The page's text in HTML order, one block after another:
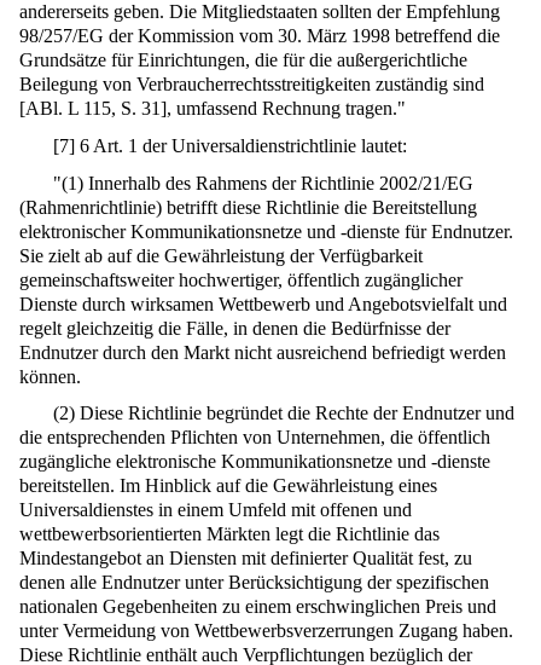
andererseits geben. Die Mitgliedstaaten sollten der Empfehlung
98/257/EG der Kommission vom 30. März 1998 betreffend die
Grundsätze für Einrichtungen, die für die außergerichtliche
Beilegung von Verbraucherrechtsstreitigkeiten zuständig sind
[ABl. L 115, S. 31], umfassend Rechnung tragen."
[7] 6 Art. 1 der Universaldienstrichtlinie lautet:
"(1) Innerhalb des Rahmens der Richtlinie 2002/21/EG
(Rahmenrichtlinie) betrifft diese Richtlinie die Bereitstellung
elektronischer Kommunikationsnetze und -dienste für Endnutzer.
Sie zielt ab auf die Gewährleistung der Verfügbarkeit
gemeinschaftsweiter hochwertiger, öffentlich zugänglicher
Dienste durch wirksamen Wettbewerb und Angebotsvielfalt und
regelt gleichzeitig die Fälle, in denen die Bedürfnisse der
Endnutzer durch den Markt nicht ausreichend befriedigt werden
können.
(2) Diese Richtlinie begründet die Rechte der Endnutzer und
die entsprechenden Pflichten von Unternehmen, die öffentlich
zugängliche elektronische Kommunikationsnetze und -dienste
bereitstellen. Im Hinblick auf die Gewährleistung eines
Universaldienstes in einem Umfeld mit offenen und
wettbewerbsorientierten Märkten legt die Richtlinie das
Mindestangebot an Diensten mit definierter Qualität fest, zu
denen alle Endnutzer unter Berücksichtigung der spezifischen
nationalen Gegebenheiten zu einem erschwinglichen Preis und
unter Vermeidung von Wettbewerbsverzerrungen Zugang haben.
Diese Richtlinie enthält auch Verpflichtungen bezüglich der